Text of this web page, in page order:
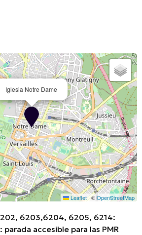
Iglesia Notre Dame
Leaflet|©OpenStreetMap
6203,6204, 6205, 6214:
parada accesible para las PMR